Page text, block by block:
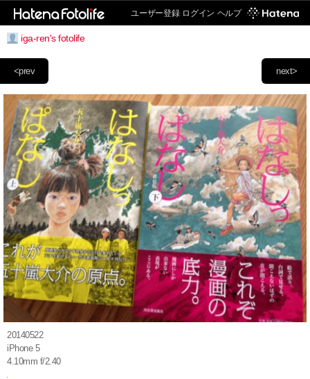
ユーザー登録 ログイン ヘルプ
iga-ren's fotolife
next>
<prev
20140522
iPhone 5
4.10mm f/2.40